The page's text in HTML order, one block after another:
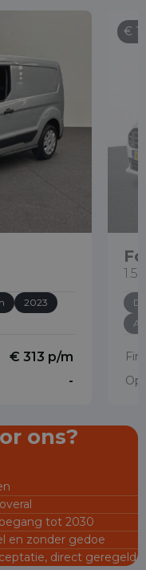
2023
€ 313 p/m
-
€
1.5
ons?
tot 2030
en zonder gedoe
direct geregeld